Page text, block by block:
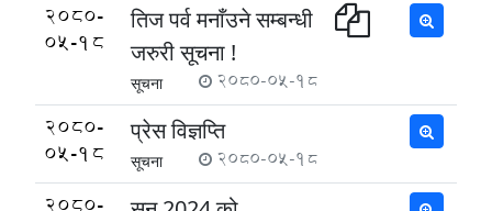
2080-
05-18
तिज पर्व मनाँउने सम्बन्धी
जरुरी सूचना !
सूचना 2080-05-18
2080-
05-18
प्रेस विज्ञप्ति
सूचना 2080-05-18
2080-